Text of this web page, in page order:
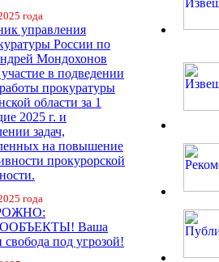
года
управления
России по
Мондохонов
в подведении
прокуратуры
области за 1
2025 г. и
задач,
на повышение
прокурорской
года
Ваша
свобода под угрозой!